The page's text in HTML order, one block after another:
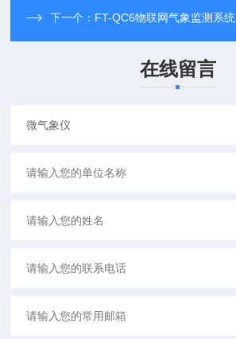
下一个： FT-QC6物联网气象监测系统
在线留言